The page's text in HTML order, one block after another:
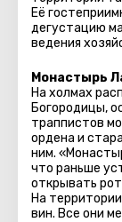
Её
дегустацию
ведения
Монастырь
На холмах
Богородицы,
траппистов
ордена и
ним.
что раньше
открывать
На
вин. Все они